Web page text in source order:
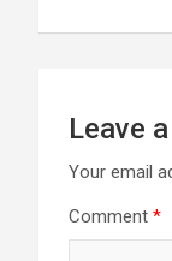
Leave
Your email
Comment *